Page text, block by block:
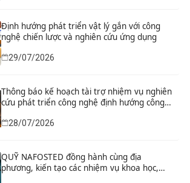
Định hướng phát triển vật lý gắn với công
nghệ chiến lược và nghiên cứu ứng dụng
29/07/2026
Thông báo kế hoạch tài trợ nhiệm vụ nghiên
cứu phát triển công nghệ định hướng công
nghệ chiến lược năm 2026
28/07/2026
QUỸ NAFOSTED đồng hành cùng địa
phương, kiến tạo các nhiệm vụ khoa học,